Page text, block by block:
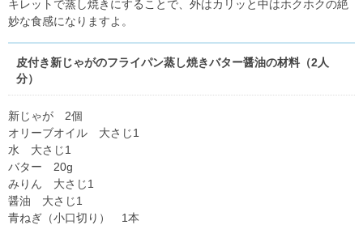
キレットで蒸し焼きにすることで、外はカリッと中はホクホクの絶
妙な食感になりますよ。
皮付き新じゃがのフライパン蒸し焼きバター醤油の材料（2人
分）
新じゃが 2個
オリーブオイル 大さじ1
水 大さじ1
バター 20g
みりん 大さじ1
醤油 大さじ1
青ねぎ（小口切り） 1本